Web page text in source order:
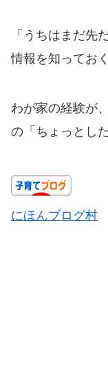
「うちはまだ先
情報を知ってお
わが家の経験が
の「ちょっとし
にほんブログ村